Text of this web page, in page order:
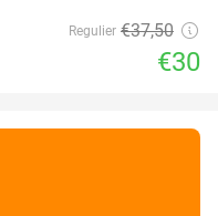
Regulier €37,50
€30